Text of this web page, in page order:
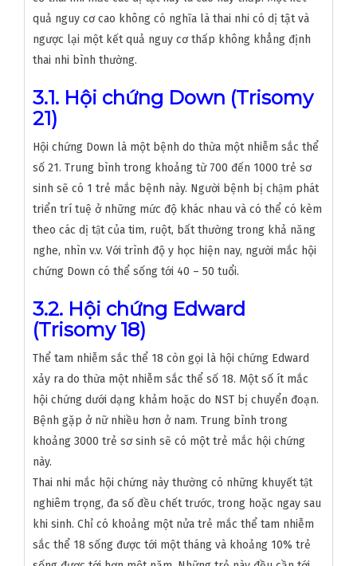
quả nguy cơ cao không có nghĩa là thai nhi có dị tật và
ngược lại một kết quả nguy cơ thấp không khẳng định
thai nhi bình thường.
3.1. Hội chứng Down (Trisomy
21)
Hội chứng Down là một bệnh do thừa một nhiễm sắc thể
số 21. Trung bình trong khoảng từ 700 đến 1000 trẻ sơ
sinh sẽ có 1 trẻ mắc bệnh này. Người bệnh bị chậm phát
triển trí tuệ ở những mức độ khác nhau và có thể có kèm
theo các dị tật của tim, ruột, bất thường trong khả năng
nghe, nhìn v.v. Với trình độ y học hiện nay, người mắc hội
chứng Down có thể sống tới 40 – 50 tuổi.
3.2. Hội chứng Edward
(Trisomy 18)
Thể tam nhiễm sắc thể 18 còn gọi là hội chứng Edward
xảy ra do thừa một nhiễm sắc thể số 18. Một số ít mắc
hội chứng dưới dạng khảm hoặc do NST bị chuyển đoạn.
Bệnh gặp ở nữ nhiều hơn ở nam. Trung bình trong
khoảng 3000 trẻ sơ sinh sẽ có một trẻ mắc hội chứng
này.
Thai nhi mắc hội chứng này thường có những khuyết tật
nghiêm trọng, đa số đều chết trước, trong hoặc ngay sau
khi sinh. Chỉ có khoảng một nửa trẻ mắc thể tam nhiễm
sắc thể 18 sống được tới một tháng và khoảng 10% trẻ